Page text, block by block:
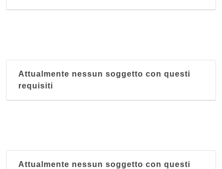
Attualmente nessun soggetto con questi
requisiti
Attualmente nessun soggetto con questi